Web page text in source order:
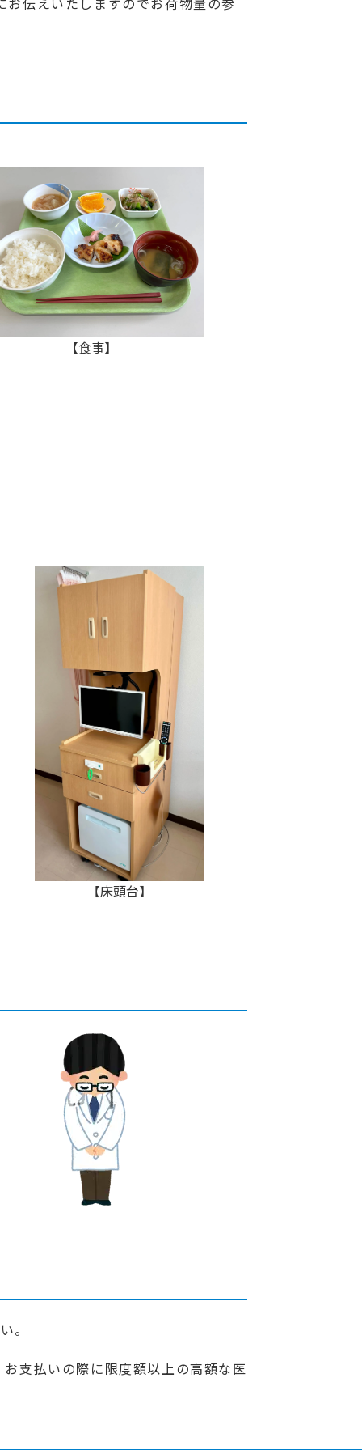
【食事】
【床頭台】
。
支払いの際に限度額以上の高額な医